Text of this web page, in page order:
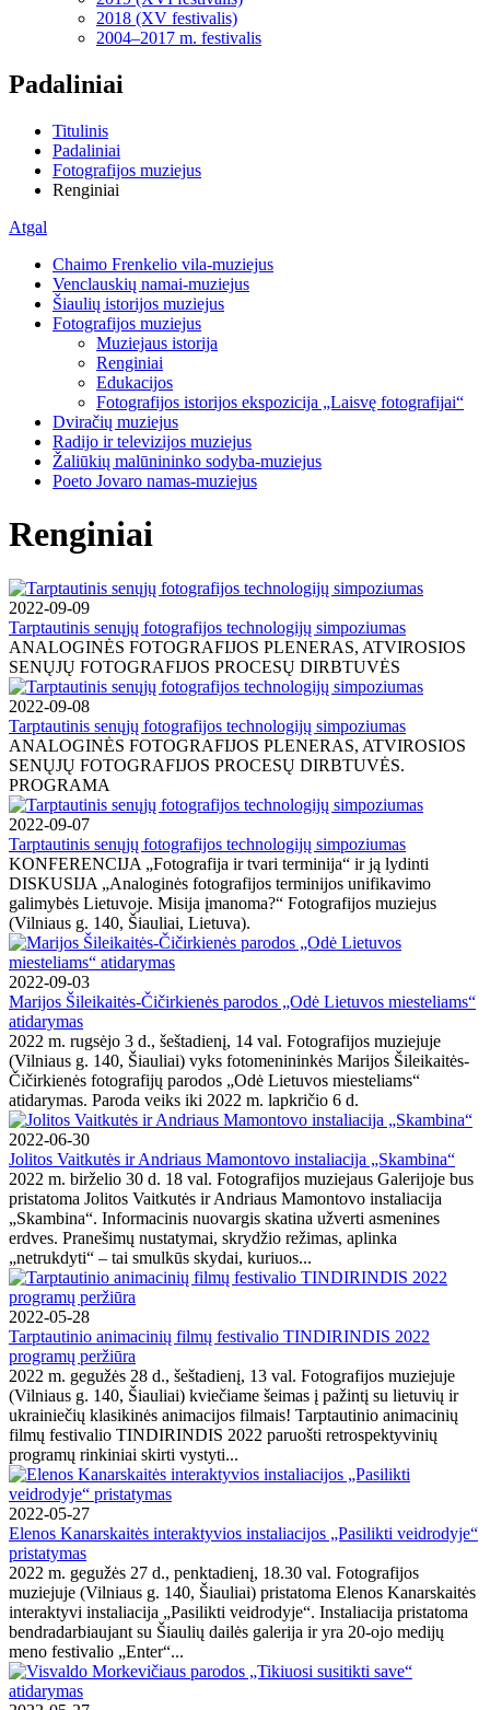
2018 (XV festivalis)
2004–2017 m. festivalis
Padaliniai
Titulinis
Padaliniai
Fotografijos muziejus
Renginiai
Atgal
Chaimo Frenkelio vila-muziejus
Venclauskių namai-muziejus
Šiaulių istorijos muziejus
Fotografijos muziejus
Muziejaus istorija
Renginiai
Edukacijos
Fotografijos istorijos ekspozicija „Laisvę fotografijai“
Dviračių muziejus
Radijo ir televizijos muziejus
Žaliūkių malūnininko sodyba-muziejus
Poeto Jovaro namas-muziejus
Renginiai
2022-09-09
Tarptautinis senųjų fotografijos technologijų simpoziumas
ANALOGINĖS FOTOGRAFIJOS PLENERAS, ATVIROSIOS
SENŲJŲ FOTOGRAFIJOS PROCESŲ DIRBTUVĖS
2022-09-08
Tarptautinis senųjų fotografijos technologijų simpoziumas
ANALOGINĖS FOTOGRAFIJOS PLENERAS, ATVIROSIOS
SENŲJŲ FOTOGRAFIJOS PROCESŲ DIRBTUVĖS.
PROGRAMA
2022-09-07
Tarptautinis senųjų fotografijos technologijų simpoziumas
KONFERENCIJA „Fotografija ir tvari terminija“ ir ją lydinti
DISKUSIJA „Analoginės fotografijos terminijos unifikavimo
galimybės Lietuvoje. Misija įmanoma?“ Fotografijos muziejus
(Vilniaus g. 140, Šiauliai, Lietuva).
2022-09-03
Marijos Šileikaitės-Čičirkienės parodos „Odė Lietuvos miesteliams“
atidarymas
2022 m. rugsėjo 3 d., šeštadienį, 14 val. Fotografijos muziejuje
(Vilniaus g. 140, Šiauliai) vyks fotomenininkės Marijos Šileikaitės-
Čičirkienės fotografijų parodos „Odė Lietuvos miesteliams“
atidarymas. Paroda veiks iki 2022 m. lapkričio 6 d.
2022-06-30
Jolitos Vaitkutės ir Andriaus Mamontovo instaliacija „Skambina“
2022 m. birželio 30 d. 18 val. Fotografijos muziejaus Galerijoje bus
pristatoma Jolitos Vaitkutės ir Andriaus Mamontovo instaliacija
„Skambina“. Informacinis nuovargis skatina užverti asmenines
erdves. Pranešimų nustatymai, skrydžio režimas, aplinka
„netrukdyti“ – tai smulkūs skydai, kuriuos...
2022-05-28
Tarptautinio animacinių filmų festivalio TINDIRINDIS 2022
programų peržiūra
2022 m. gegužės 28 d., šeštadienį, 13 val. Fotografijos muziejuje
(Vilniaus g. 140, Šiauliai) kviečiame šeimas į pažintį su lietuvių ir
ukrainiečių klasikinės animacijos filmais! Tarptautinio animacinių
filmų festivalio TINDIRINDIS 2022 paruošti retrospektyvinių
programų rinkiniai skirti vystyti...
2022-05-27
Elenos Kanarskaitės interaktyvios instaliacijos „Pasilikti veidrodyje“
pristatymas
2022 m. gegužės 27 d., penktadienį, 18.30 val. Fotografijos
muziejuje (Vilniaus g. 140, Šiauliai) pristatoma Elenos Kanarskaitės
interaktyvi instaliacija „Pasilikti veidrodyje“. Instaliacija pristatoma
bendradarbiaujant su Šiaulių dailės galerija ir yra 20-ojo medijų
meno festivalio „Enter“...